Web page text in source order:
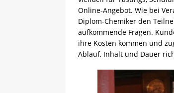
Online-Angebot. Wie bei
Diplom-Chemiker den
aufkommende Fragen.
ihre Kosten kommen und
Ablauf, Inhalt und Dauer